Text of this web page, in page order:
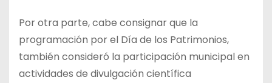
Por otra parte, cabe consignar que la
programación por el Día de los Patrimonios,
también consideró la participación municipal en
actividades de divulgación científica